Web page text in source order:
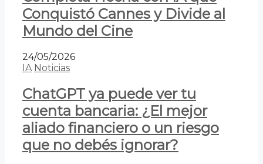
Conquistó Cannes y Divide al
Mundo del Cine
24/05/2026
IA Noticias
ChatGPT ya puede ver tu
cuenta bancaria: ¿El mejor
aliado financiero o un riesgo
que no debés ignorar?